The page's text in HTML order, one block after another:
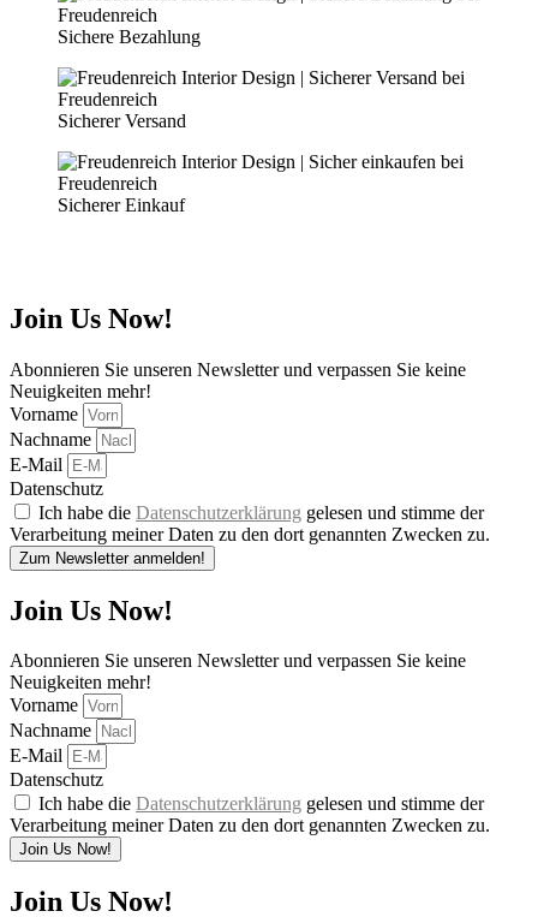
Sichere Bezahlung
Sicherer Versand
Sicherer Einkauf
Join Us Now!
Abonnieren Sie unseren Newsletter und verpassen Sie keine
Neuigkeiten mehr!
Vorname
Nachname
E-Mail
Datenschutz
Ich habe die Datenschutzerklärung gelesen und stimme der
Verarbeitung meiner Daten zu den dort genannten Zwecken zu.
Zum Newsletter anmelden!
Join Us Now!
Abonnieren Sie unseren Newsletter und verpassen Sie keine
Neuigkeiten mehr!
Vorname
Nachname
E-Mail
Datenschutz
Ich habe die Datenschutzerklärung gelesen und stimme der
Verarbeitung meiner Daten zu den dort genannten Zwecken zu.
Join Us Now!
Join Us Now!